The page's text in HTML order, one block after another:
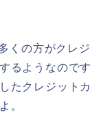
くの方がクレジ
るようなのです
たクレジットカ
。